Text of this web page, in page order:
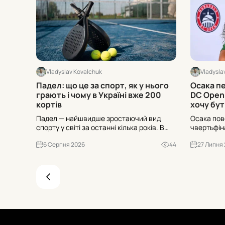
Vladyslav Kovalchuk
Падел: що це за спорт, як у нього
грають і чому в Україні вже 200
кортів
Падел — найшвидше зростаючий вид
спорту у світі за останні кілька років. В
експериментальних майданчиків до
триста. Р...
6 Серпня 2026 44
Осака
DC
хочу
Осака
кола як
27 Липня